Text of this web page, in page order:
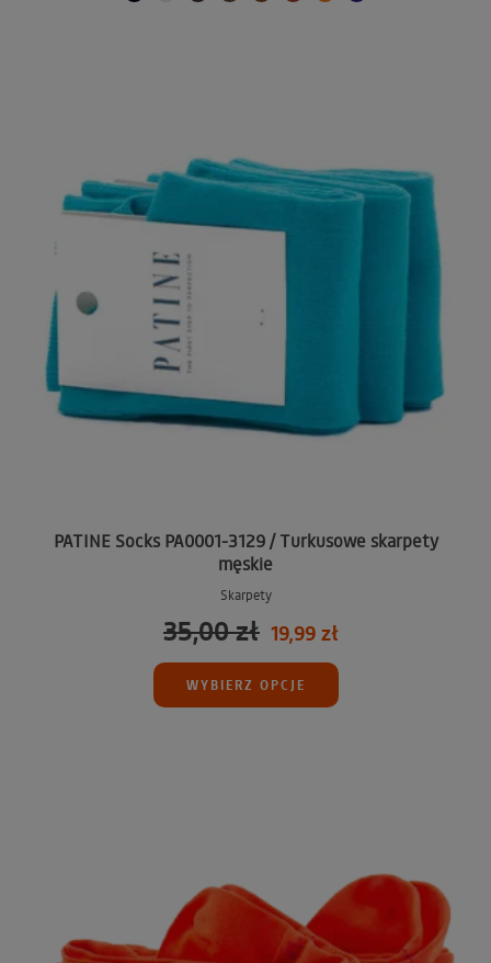
PATINE Socks PA0001-3129 / Turkusowe skarpety
męskie
Skarpety
35,00 zł 19,99 zł
WYBIERZ OPCJE